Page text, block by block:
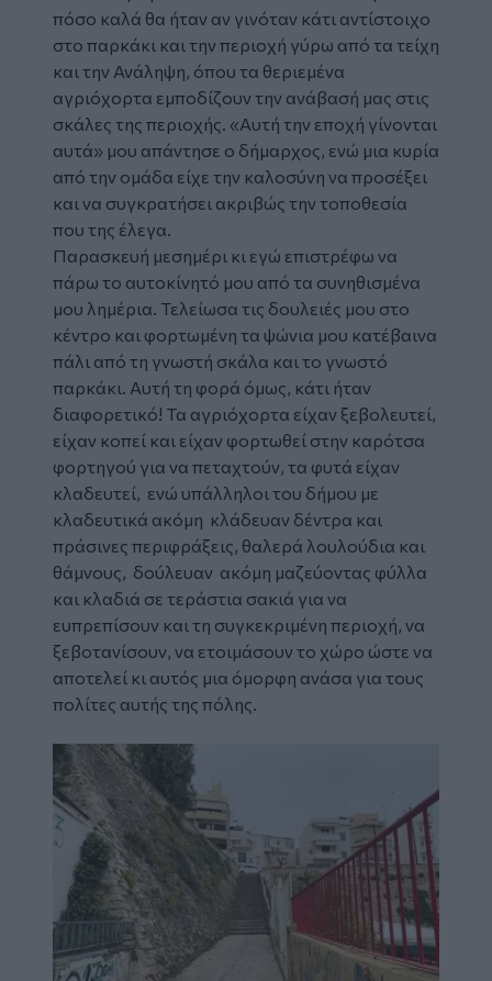
πόσο καλά θα ήταν αν γινόταν κάτι αντίστοιχο
στο παρκάκι και την περιοχή γύρω από τα τείχη
και την Ανάληψη, όπου τα θεριεμένα
αγριόχορτα εμποδίζουν την ανάβασή μας στις
σκάλες της περιοχής. «Αυτή την εποχή γίνονται
αυτά» μου απάντησε ο δήμαρχος, ενώ μια κυρία
από την ομάδα είχε την καλοσύνη να προσέξει
και να συγκρατήσει ακριβώς την τοποθεσία
που της έλεγα.
Παρασκευή μεσημέρι κι εγώ επιστρέφω να
πάρω το αυτοκίνητό μου από τα συνηθισμένα
μου λημέρια. Τελείωσα τις δουλειές μου στο
κέντρο και φορτωμένη τα ψώνια μου κατέβαινα
πάλι από τη γνωστή σκάλα και το γνωστό
παρκάκι. Αυτή τη φορά όμως, κάτι ήταν
διαφορετικό! Τα αγριόχορτα είχαν ξεβολευτεί,
είχαν κοπεί και είχαν φορτωθεί στην καρότσα
φορτηγού για να πεταχτούν, τα φυτά είχαν
κλαδευτεί, ενώ υπάλληλοι του δήμου με
κλαδευτικά ακόμη κλάδευαν δέντρα και
πράσινες περιφράξεις, θαλερά λουλούδια και
θάμνους, δούλευαν ακόμη μαζεύοντας φύλλα
και κλαδιά σε τεράστια σακιά για να
ευπρεπίσουν και τη συγκεκριμένη περιοχή, να
ξεβοτανίσουν, να ετοιμάσουν το χώρο ώστε να
αποτελεί κι αυτός μια όμορφη ανάσα για τους
πολίτες αυτής της πόλης.
Image